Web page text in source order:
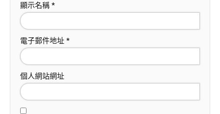
顯示名稱 *
電子郵件地址 *
個人網站網址